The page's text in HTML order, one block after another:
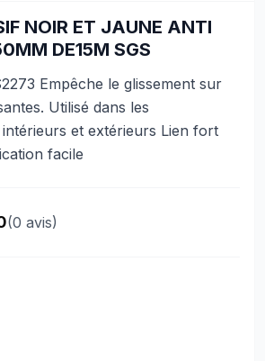
NOIR ET JAUNE ANTI
DE15M SGS
Empêche le glissement sur
Utilisé dans les
et extérieurs Lien fort
facile
(0 avis)